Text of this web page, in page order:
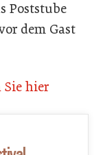
Poststube
dem Gast
hier